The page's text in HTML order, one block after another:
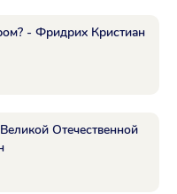
- Фридрих Кристиан
Отечественной